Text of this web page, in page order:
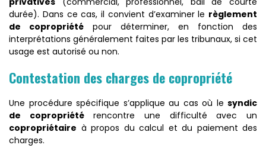
durée). Dans ce cas, il convient d’examiner le règlement
de copropriété pour déterminer, en fonction des
interprétations généralement faites par les tribunaux, si cet
usage est autorisé ou non.
Contestation des charges de copropriété
Une procédure spécifique s’applique au cas où le syndic
de copropriétérencontre une difficulté avec un
copropriétaire à propos du calcul et du paiement des
charges.